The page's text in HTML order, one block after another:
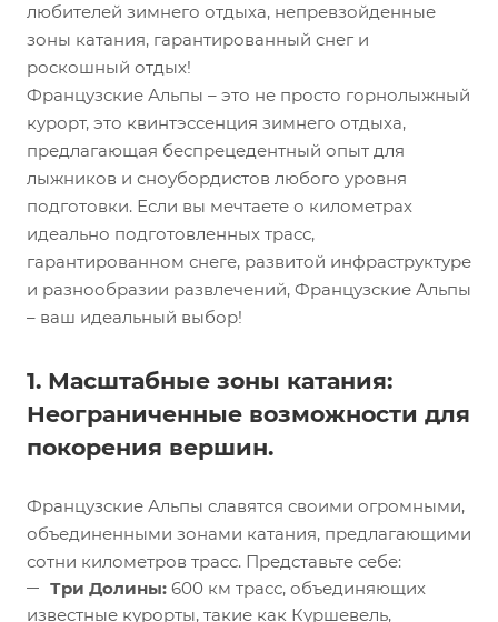
любителей зимнего отдыха, непревзойденные
зоны катания, гарантированный снег и
роскошный отдых!
Французские Альпы – это не просто горнолыжный
курорт, это квинтэссенция зимнего отдыха,
предлагающая беспрецедентный опыт для
лыжников и сноубордистов любого уровня
подготовки. Если вы мечтаете о километрах
идеально подготовленных трасс,
гарантированном снеге, развитой инфраструктуре
и разнообразии развлечений, Французские Альпы
– ваш идеальный выбор!
1. Масштабные зоны катания:
Неограниченные возможности для
покорения вершин.
Французские Альпы славятся своими огромными,
объединенными зонами катания, предлагающими
сотни километров трасс. Представьте себе:
Три Долины: 600 км трасс, объединяющих
известные курорты, такие как Куршевель,